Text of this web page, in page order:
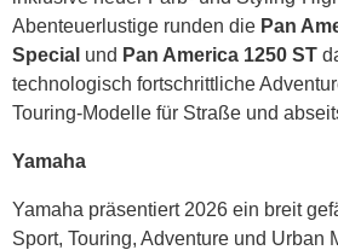
Abenteuerlustige runden die Pan
Special und Pan America 1250 ST
technologisch fortschrittliche
Touring-Modelle für Straße und
Yamaha
Yamaha präsentiert 2026 ein breit
Sport, Touring, Adventure und Urban